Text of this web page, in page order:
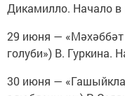
Дикамилло. Начало в
29 июня — «Мәхәббәт
голуби») В. Гуркина.
30 июня —